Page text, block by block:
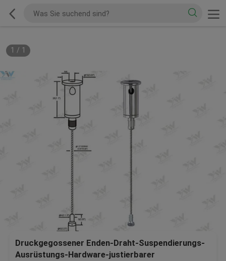
1 / 1
Druckgegossener Enden-Draht-Suspendierungs-
Ausrüstungs-Hardware-justierbarer